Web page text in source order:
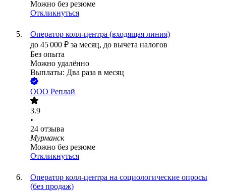
Можно без резюме
Откликнуться
Оператор колл-центра (входящая линия)
до 45 000 ₽ за месяц, до вычета налогов
Без опыта
Можно удалённо
Выплаты: Два раза в месяц
ООО Реплай
3.9
•
24 отзыва
Мурманск
Можно без резюме
Откликнуться
Оператор колл-центра на социологические опросы
(без продаж)